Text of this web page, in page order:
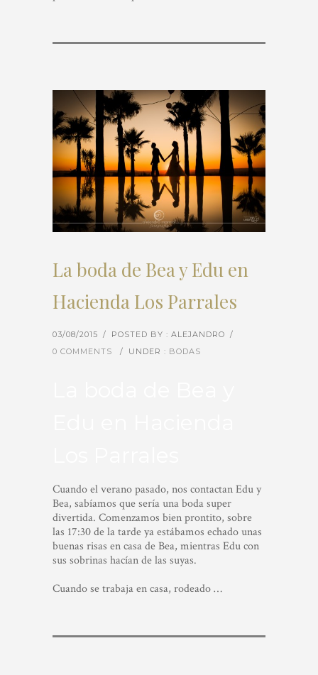
La boda de Bea y Edu en
Hacienda Los Parrales
03/08/2015 / POSTED BY : ALEJANDRO /
0 COMMENTS
/ UNDER : BODAS
Cuando el verano pasado, nos contactan Edu y
Bea, sabíamos que sería una boda super
divertida. Comenzamos bien prontito, sobre
las 17:30 de la tarde ya estábamos echado unas
buenas risas en casa de Bea, mientras Edu con
sus sobrinas hacían de las suyas.
Cuando se trabaja en casa, rodeado …